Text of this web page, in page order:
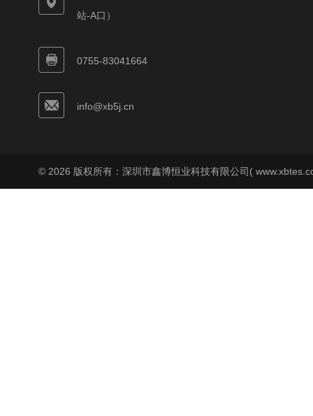
站-A口）
0755-83041664
info@xb5j.cn
© 2026 版权所有：深圳市鑫博恒业科技有限公司(